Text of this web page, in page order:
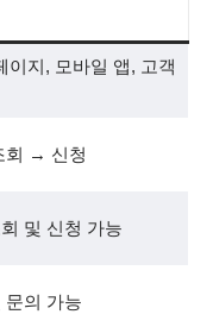
이지, 모바일 앱, 고객
회 → 신청
및 신청 가능
문의 가능